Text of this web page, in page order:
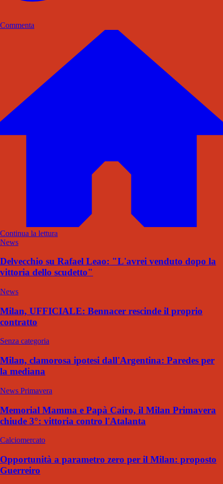
Commenta
Continua la lettura
News
Delvecchio su Rafael Leao: "L'avrei venduto dopo la
vittoria dello scudetto"
News
Milan, UFFICIALE: Bennacer rescinde il proprio
contratto
Senza categoria
Milan, clamorosa ipotesi dall'Argentina: Paredes per
la mediana
News Primavera
Memorial Mamma e Papà Cairo, il Milan Primavera
chiude 3°: vittoria contro l'Atalanta
Calciomercato
Opportunità a parametro zero per il Milan: proposto
Guerreiro